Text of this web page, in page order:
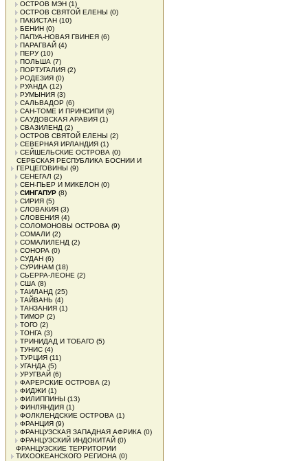
ОСТРОВ МЭН (1)
ОСТРОВ СВЯТОЙ ЕЛЕНЫ (0)
ПАКИСТАН (10)
БЕНИН (0)
ПАПУА-НОВАЯ ГВИНЕЯ (6)
ПАРАГВАЙ (4)
ПЕРУ(10)
ПОЛЬША (7)
ПОРТУГАЛИЯ (2)
РОДЕЗИЯ (0)
РУАНДА (12)
РУМЫНИЯ (3)
САЛЬВАДОР (6)
САН-ТОМЕ И ПРИНСИПИ (9)
САУДОВСКАЯ АРАВИЯ (1)
СВАЗИЛЕНД (2)
ОСТРОВ СВЯТОЙ ЕЛЕНЫ (2)
СЕВЕРНАЯ ИРЛАНДИЯ (1)
СЕЙШЕЛЬСКИЕ ОСТРОВА (0)
СЕРБСКАЯ РЕСПУБЛИКА БОСНИИ И
ГЕРЦЕГОВИНЫ (9)
СЕНЕГАЛ (2)
СЕН-ПЬЕР И МИКЕЛОН (0)
СИНГАПУР (8)
СИРИЯ (5)
СЛОВАКИЯ (3)
СЛОВЕНИЯ (4)
СОЛОМОНОВЫ ОСТРОВА (9)
СОМАЛИ (2)
СОМАЛИЛЕНД (2)
СОНОРА (0)
СУДАН (6)
СУРИНАМ (18)
СЬЕРРА-ЛЕОНЕ (2)
США (8)
ТАИЛАНД (25)
ТАЙВАНЬ (4)
ТАНЗАНИЯ (1)
ТИМОР (2)
ТОГО (2)
ТОНГА (3)
ТРИНИДАД И ТОБАГО (5)
ТУНИС (4)
ТУРЦИЯ (11)
УГАНДА (5)
УРУГВАЙ (6)
ФАРЕРСКИЕ ОСТРОВА (2)
ФИДЖИ (1)
ФИЛИППИНЫ (13)
ФИНЛЯНДИЯ (1)
ФОЛКЛЕНДСКИЕ ОСТРОВА (1)
ФРАНЦИЯ (9)
ФРАНЦУЗСКАЯ ЗАПАДНАЯ АФРИКА (0)
ФРАНЦУЗСКИЙ ИНДОКИТАЙ (0)
ФРАНЦУЗСКИЕ ТЕРРИТОРИИ
ТИХООКЕАНСКОГО РЕГИОНА (0)